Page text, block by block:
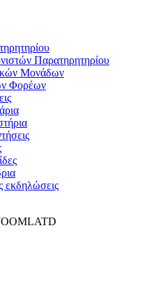
Παρατηρητηρίου
Μονάδων
Φορέων
εκδηλώσεις